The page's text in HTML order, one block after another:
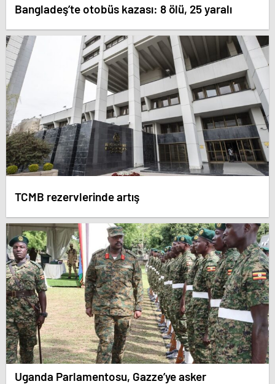
Bangladeş’te otobüs kazası: 8 ölü, 25 yaralı
TCMB rezervlerinde artış
Uganda Parlamentosu, Gazze’ye asker